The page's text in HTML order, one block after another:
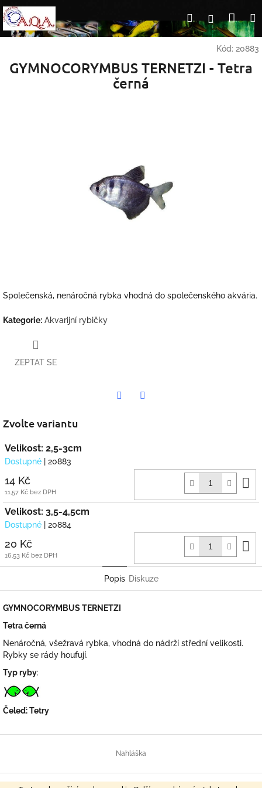
Přejít
na
obsah
HledatPřihlášení
Kód: 20883
GYMNOCORYMBUS TERNETZI - Tetra
černá
Společenská, nenáročná rybka vhodná do společenského akvária.
Kategorie: Akvarijní rybičky
ZEPTAT SE
Zvolte variantu
Velikost: 2,5-3cm
Dostupné | 20883
14 Kč
11,57 Kč bez DPH
Velikost: 3,5-4,5cm
Dostupné | 20884
20 Kč
16,53 Kč bez DPH
Popis Diskuze
GYMNOCORYMBUS TERNETZI
Tetra černá
Nenáročná, všežravá rybka, vhodná do nádrží střední velikosti.
Rybky se rády houfují.
Typ ryby:
Čeleď: Tetry
a
Nahláška